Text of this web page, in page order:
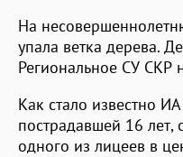
На
упала ветка дерева.
Региональное СУ СКР
Как стало известно
пострадавшей 16 лет,
одного из лицеев в